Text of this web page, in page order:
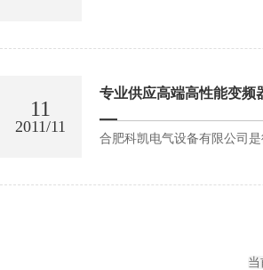
11
2011/11
专业供应高端高性能变频
合肥科凯电气设备有限公司